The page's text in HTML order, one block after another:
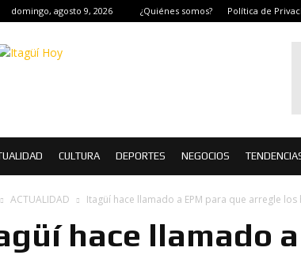
domingo, agosto 9, 2026 ¿Quiénes somos? Política de
CULTURA DEPORTES NEGOCIOS
ACTUALIDAD Itagüí hace llamado a EPM para que arregle los
hace llamado